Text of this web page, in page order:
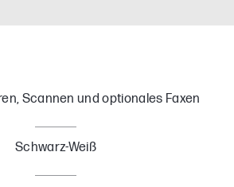
Scannen und optionales Faxen
Schwarz-Weiß